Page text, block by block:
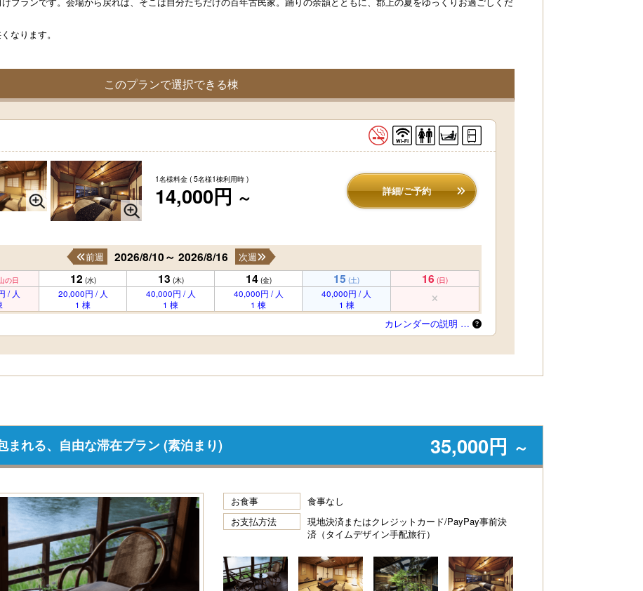
なります。
このプランで選択できる棟
1名様料金 ( 5名様1棟利用時 )
14,000円 ～ 詳細/ご予約
2026/8/10～ 2026/8/16
前週 次週
の日 12 (水) 13 (木) 14 (金) 15 (土) 16 (日)
/ 人
20,000円 / 人
1 棟
40,000円 / 人
1 棟
40,000円 / 人
1 棟
40,000円 / 人
1 棟
カレンダーの説明 …
まれる、自由な滞在プラン (素泊まり) 35,000円 ～
お食事
食事なし
お支払方法
現地決済またはクレジットカード/PayPay事前決
済（タイムデザイン手配旅行）